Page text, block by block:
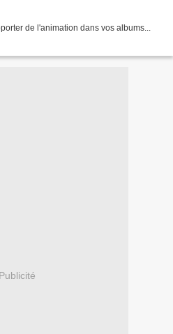
de l'animation dans vos albums...
Publicité